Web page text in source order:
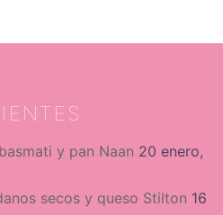
y pan Naan 20 enero,
secos y queso Stilton 16